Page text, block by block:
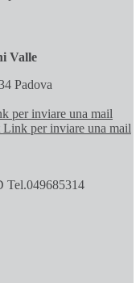
Valle
Padova
per inviare una mail
Link per inviare una mail
Tel.049685314